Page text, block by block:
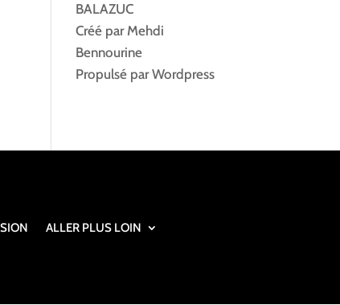
BALAZUC
Créé par Mehdi
Bennourine
Propulsé par Wordpress
ALLER PLUS LOIN